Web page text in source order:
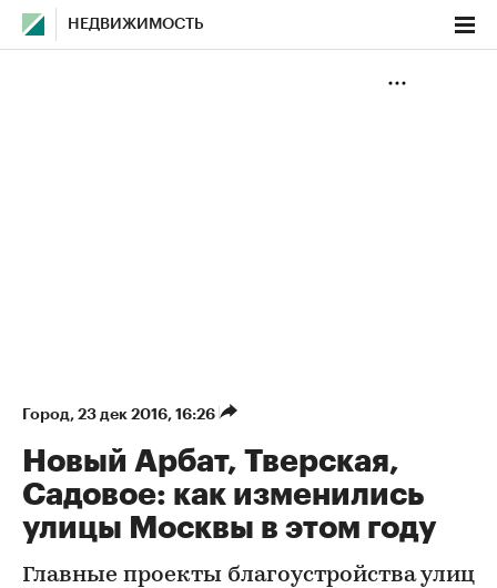
НЕДВИЖИМОСТЬ
Город⁠, 23 дек 2016, 16:26
Новый Арбат, Тверская,
Садовое: как изменились
улицы Москвы в этом году
Главные проекты благоустройства улиц